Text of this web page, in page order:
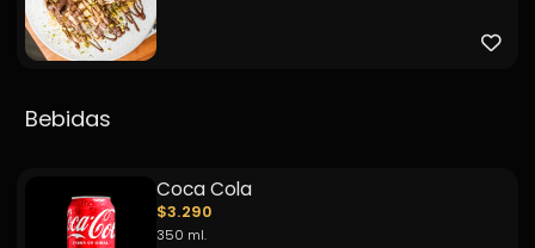
Bebidas
Coca Cola
$3.290
350 ml.